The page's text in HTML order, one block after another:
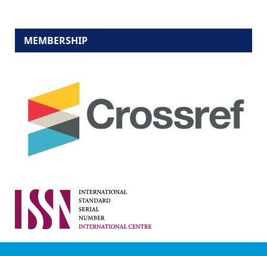
MEMBERSHIP